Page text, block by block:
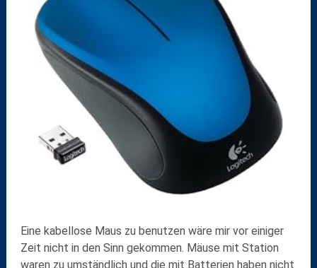
Eine kabellose Maus zu benutzen wäre mir vor einiger
Zeit nicht in den Sinn gekommen. Mäuse mit Station
waren zu umständlich und die mit Batterien haben nicht